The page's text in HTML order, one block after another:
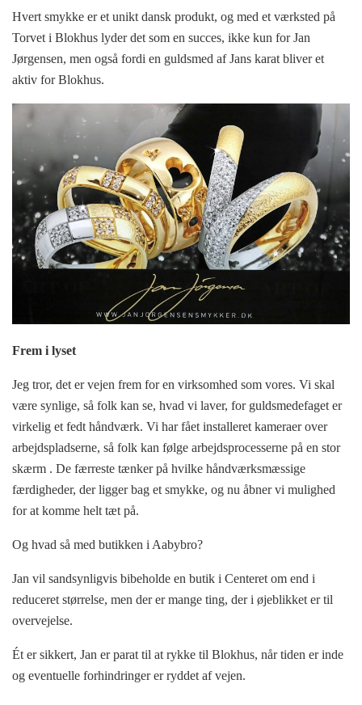
Hvert smykke er et unikt dansk produkt, og med et værksted på
Torvet i Blokhus lyder det som en succes, ikke kun for Jan
Jørgensen, men også fordi en guldsmed af Jans karat bliver et
aktiv for Blokhus.
Frem i lyset
Jeg tror, det er vejen frem for en virksomhed som vores. Vi skal
være synlige, så folk kan se, hvad vi laver, for guldsmedefaget er
virkelig et fedt håndværk. Vi har fået installeret kameraer over
arbejdspladserne, så folk kan følge arbejdsprocesserne på en stor
skærm . De færreste tænker på hvilke håndværksmæssige
færdigheder, der ligger bag et smykke, og nu åbner vi mulighed
for at komme helt tæt på.
Og hvad så med butikken i Aabybro?
Jan vil sandsynligvis bibeholde en butik i Centeret om end i
reduceret størrelse, men der er mange ting, der i øjeblikket er til
overvejelse.
Ét er sikkert, Jan er parat til at rykke til Blokhus, når tiden er inde
og eventuelle forhindringer er ryddet af vejen.